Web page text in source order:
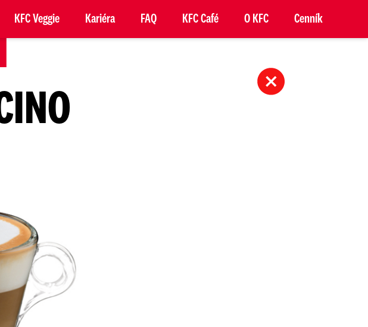
KFC Veggie Kariéra FAQ KFC Café O KFC Cenník